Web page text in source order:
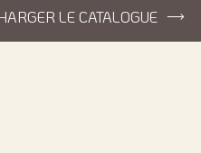
LE CATALOGUE